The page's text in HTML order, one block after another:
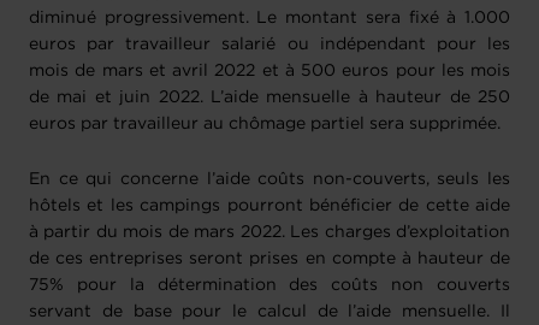
diminué progressivement. Le montant sera fixé à 1.000
euros par travailleur salarié ou indépendant pour les
mois de mars et avril 2022 et à 500 euros pour les mois
de mai et juin 2022. L’aide mensuelle à hauteur de 250
euros par travailleur au chômage partiel sera supprimée.
En ce qui concerne l’aide coûts non-couverts, seuls les
hôtels et les campings pourront bénéficier de cette aide
à partir du mois de mars 2022. Les charges d’exploitation
de ces entreprises seront prises en compte à hauteur de
75% pour la détermination des coûts non couverts
servant de base pour le calcul de l’aide mensuelle. Il